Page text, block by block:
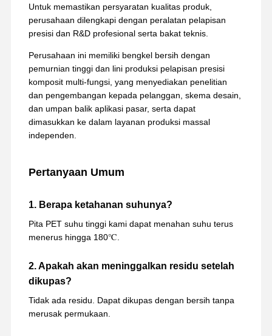
Untuk memastikan persyaratan kualitas produk,
perusahaan dilengkapi dengan peralatan pelapisan
presisi dan R&D profesional serta bakat teknis.
Perusahaan ini memiliki bengkel bersih dengan
pemurnian tinggi dan lini produksi pelapisan presisi
komposit multi-fungsi, yang menyediakan penelitian
dan pengembangan kepada pelanggan, skema desain,
dan umpan balik aplikasi pasar, serta dapat
dimasukkan ke dalam layanan produksi massal
independen.
Pertanyaan Umum
1. Berapa ketahanan suhunya?
Pita PET suhu tinggi kami dapat menahan suhu terus
menerus hingga 180℃.
2. Apakah akan meninggalkan residu setelah
dikupas?
Tidak ada residu. Dapat dikupas dengan bersih tanpa
merusak permukaan.